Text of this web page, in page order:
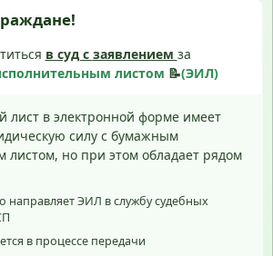
в суд с заявлением за
листом 📝(ЭИЛ)
лист в электронной форме имеет
силу с бумажным
листом, но при этом обладает рядом
направляет ЭИЛ в службу судебных
в процессе передачи